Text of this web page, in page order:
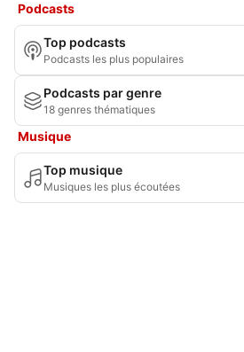
Podcasts
Top podcasts
Podcasts les plus populaires
Podcasts par genre
18 genres thématiques
Musique
Top musique
Musiques les plus écoutées